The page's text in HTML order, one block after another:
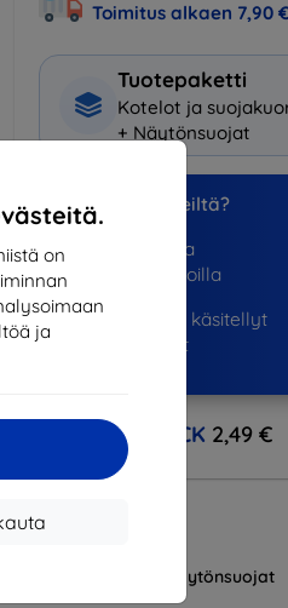
on
ja
Toimitus alkaen 7,90 €
Tuotepaketti
Kotelot ja
+ Näytönsuojat
Miksi ostaa meiltä?
vuotta
markkinoilla
käsitellyt
tilaukset
CASHBACK 2,49 €
EAN
Näytönsuojat